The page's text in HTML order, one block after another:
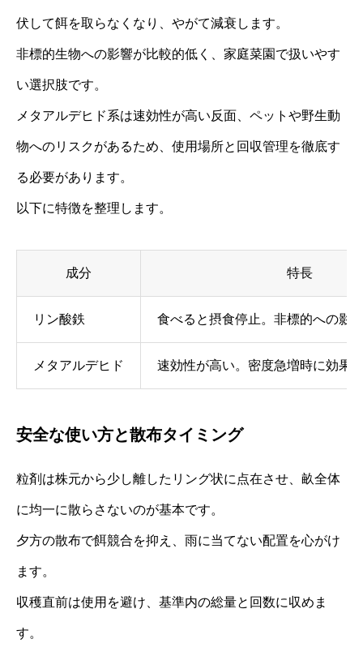
伏して餌を取らなくなり、やがて減衰します。
非標的生物への影響が比較的低く、家庭菜園で扱いやす
い選択肢です。
メタアルデヒド系は速効性が高い反面、ペットや野生動
物へのリスクがあるため、使用場所と回収管理を徹底す
る必要があります。
以下に特徴を整理します。
成分 特長
リン酸鉄 食べると摂食停止。非標的への影
メタアルデヒド 速効性が高い。密度急増時に効果
安全な使い方と散布タイミング
粒剤は株元から少し離したリング状に点在させ、畝全体
に均一に散らさないのが基本です。
夕方の散布で餌競合を抑え、雨に当てない配置を心がけ
ます。
収穫直前は使用を避け、基準内の総量と回数に収めま
す。